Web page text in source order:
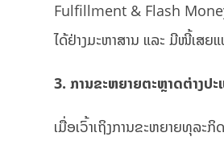
Fulfillment & Flash
ໄດ້ຢ່າງມະຫາສານ ແລະ ມີໜີ້ເສຍ
3. ການຂະຫຍາຍຕະຫຼາດຕ່າງປ
ເມື່ອເວົ້າເຖິງການຂະຫຍາຍທຸລ